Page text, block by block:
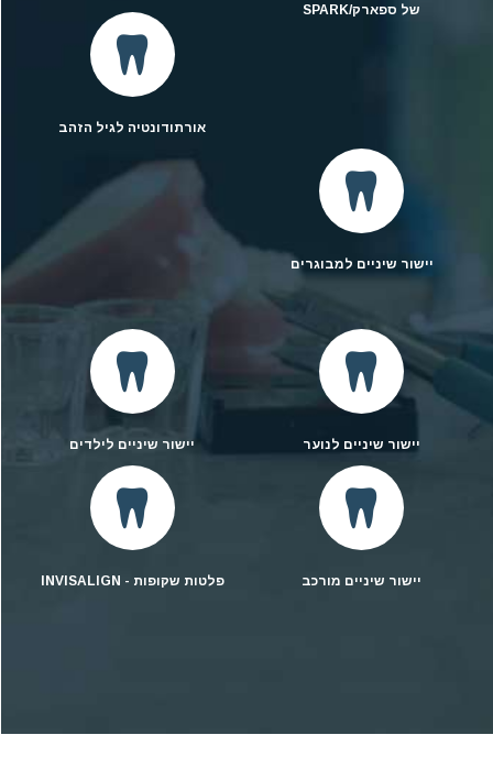
של ספארק/SPARK
אורתודונטיה לגיל הזהב
יישור שיניים למבוגרים
יישור שיניים לנוער יישור שיניים לילדים
יישור שיניים מורכב פלטות שקופות - INVISALIGN